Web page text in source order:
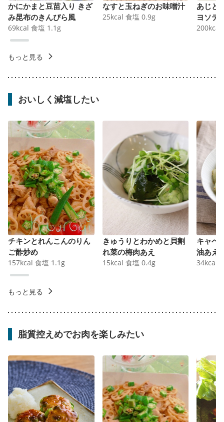
かにかまと豆苗入り きざ
み昆布のきんぴら風
69kcal 食塩 1.1 g
なすと玉ねぎのお味噌汁
25kcal 食塩 0.9g
あじと
ヨソテ
200kcal
もっと見る
おいしく減塩したい
チキンとれんこんのりん
ご酢炒め
157kcal 食塩 1.1 g
きゅうりとわかめと貝割
れ菜の梅肉あえ
15kcal 食塩 0.4g
キャベ
油あえ
34kcal
もっと見る
脂質控えめでお肉を楽しみたい